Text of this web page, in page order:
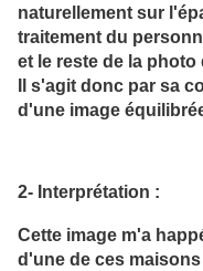
naturellement sur
traitement du
et le reste de la
Il s'agit donc par sa
d'une image
2- Interprétation :
Cette image m'a
d'une de ces